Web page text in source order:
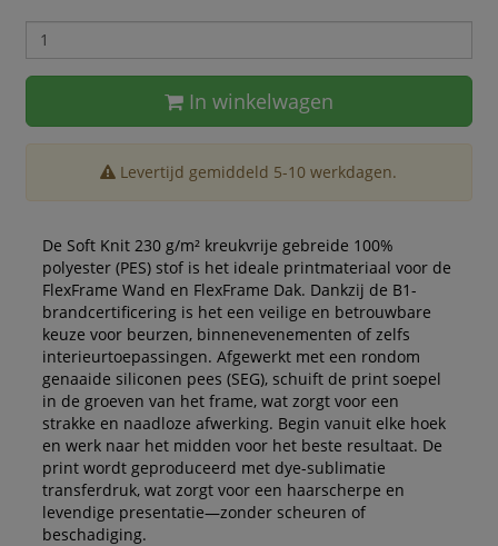
In winkelwagen
Levertijd gemiddeld 5-10 werkdagen.
De Soft Knit 230 g/m² kreukvrije gebreide 100%
polyester (PES) stof is het ideale printmateriaal voor de
FlexFrame Wand en FlexFrame Dak. Dankzij de B1-
brandcertificering is het een veilige en betrouwbare
keuze voor beurzen, binnenevenementen of zelfs
interieurtoepassingen. Afgewerkt met een rondom
genaaide siliconen pees (SEG), schuift de print soepel
in de groeven van het frame, wat zorgt voor een
strakke en naadloze afwerking. Begin vanuit elke hoek
en werk naar het midden voor het beste resultaat. De
print wordt geproduceerd met dye-sublimatie
transferdruk, wat zorgt voor een haarscherpe en
levendige presentatie—zonder scheuren of
beschadiging.